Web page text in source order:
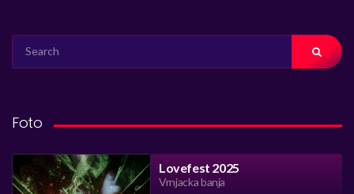
FOR:
Foto
Lovefest 2025
Vrnjacka banja